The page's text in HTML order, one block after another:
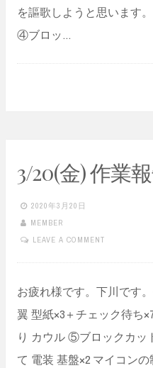
を謳歌しようと思います
④ブロッ…
3/20(金) 作業
2020年3月20日
MEMBER
LEAVE A COMMENT
お疲れ様です。下川です
翼 型紙×3＋チェック待ち
り カウル ⑤ブロックカッ
て 電装 基盤×2 マイコン